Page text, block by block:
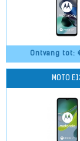
Ontvang tot:
MOTO